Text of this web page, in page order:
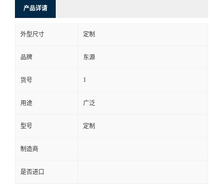
产品详请
外型尺寸 定制
品牌 东源
货号 1
用途 广泛
型号 定制
制造商
是否进口